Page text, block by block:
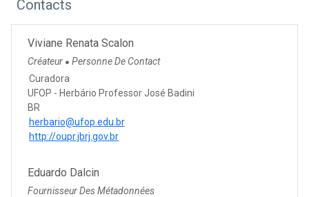
Contacts
Viviane Renata Scalon
Créateur ● Personne De Contact
Curadora
UFOP - Herbário Professor José Badini
BR
herbario@ufop.edu.br
http://oupr.jbrj.gov.br
Eduardo Dalcin
Fournisseur Des Métadonnées